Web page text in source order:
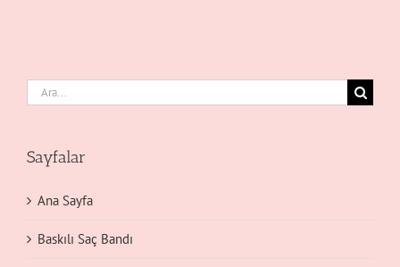
Ara:
Sayfalar
Ana Sayfa
Baskılı Saç Bandı